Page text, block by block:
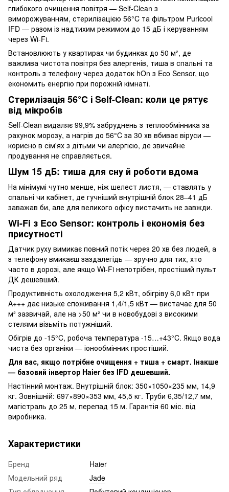
глибокого очищення повітря — Self-Clean з
виморожуванням, стерилізацією 56°C та фільтром Puricool
IFD — разом із надтихим режимом до 15 дБ і керуванням
через Wi-Fi.
Встановлюють у квартирах чи будинках до 50 м², де
важлива чистота повітря без алергенів, тиша в спальні та
контроль з телефону через додаток hOn з Eco Sensor, що
економить енергію при порожній кімнаті.
Стерилізація 56°C і Self-Clean: коли це рятує
від мікробів
Self-Clean видаляє 99,9% забруднень з теплообмінника за
рахунок морозу, а нагрів до 56°C за 30 хв вбиває віруси —
корисно в сім'ях з дітьми чи алергією, де звичайне
продування не справляється.
Шум 15 дБ: тиша для сну й роботи вдома
На мінімумі чутно менше, ніж шелест листя, — ставлять у
спальні чи кабінет, де гучніший внутрішній блок 28–41 дБ
заважав би, але для великого офісу вистачить не завжди.
Wi-Fi з Eco Sensor: контроль і економія без
присутності
Датчик руху вимикає повний потік через 20 хв без людей, а
з телефону вмикаєш заздалегідь — зручно для тих, хто
часто в дорозі, але якщо Wi-Fi непотрібен, простіший пульт
ДК дешевший.
Продуктивність охолодження 5,2 кВт, обігріву 6,0 кВт при
A+++ дає низьке споживання 1,4/1,5 кВт — вистачає для 50
м² зазвичай, але на >50 м² чи в новобудові з високими
стелями візьміть потужніший.
Обігрів до -15°C, робоча температура -15…+43°C. Якщо вода
чиста без органіки — іонообмінник простіший.
Для вас, якщо потрібне очищення + тиша + смарт. Інакше
— базовий інвертор Haier без IFD дешевший.
Настінний монтаж. Внутрішній блок: 350×1050×235 мм, 14,9
кг. Зовнішній: 697×890×353 мм, 45,5 кг. Труби 6,35/12,7 мм,
магістраль до 25 м, перепад 15 м. Гарантія 60 міс. від
виробника.
Характеристики
Бренд
Haier
Модельний ряд
Jade